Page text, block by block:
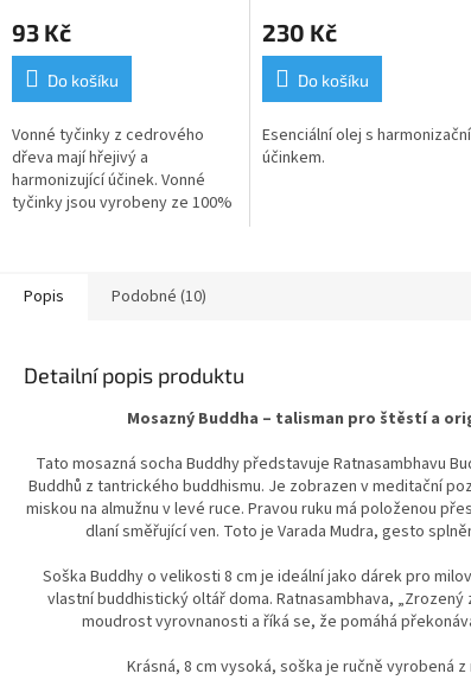
93 Kč
Do košíku
Vonné tyčinky z cedrového
dřeva mají hřejivý a
harmonizující účinek. Vonné
tyčinky jsou vyrobeny ze 100%
230 Kč
Do košíku
Esenciální olej s
účinkem.
Popis Podobné (10)
Detailní popis produktu
Mosazný Buddha – talisman pro štěstí a
Tato mosazná socha Buddhy představuje Ratnasambhavu
Buddhů z tantrického buddhismu. Je zobrazen v meditační
miskou na almužnu v levé ruce. Pravou ruku má položenou
dlaní směřující ven. Toto je Varada Mudra, gesto
Soška Buddhy o velikosti 8 cm je ideální jako dárek pro
vlastní buddhistický oltář doma. Ratnasambhava, „Zrozený
moudrost vyrovnanosti a říká se, že pomáhá
Krásná, 8 cm vysoká, soška je ručně vyrobená z